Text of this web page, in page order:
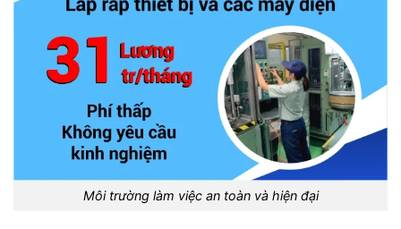
Môi trường làm việc an toàn và hiện đại